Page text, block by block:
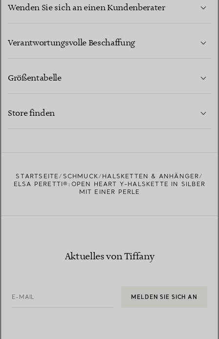
Wenden Sie sich an einen Kundenberater
Verantwortungsvolle Beschaffung
Größentabelle
Store finden
STARTSEITE SCHMUCK
HALSKETTEN & ANHÄNGER
ELSA PERETTI®:OPEN HEART Y-HALSKETTE IN SILBER
MIT EINER PERLE
Aktuelles von Tiffany
E-MAIL MELDEN SIE SICH AN